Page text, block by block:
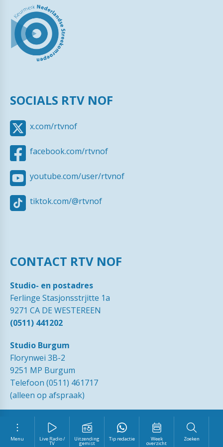
Menu Live Radio /
TV
Uitzending
gemist
Tip redactie Week
overzicht
Zoeken
SOCIALS RTV NOF
x.com/rtvnof
facebook.com/rtvnof
youtube.com/user/rtvnof
tiktok.com/@rtvnof
CONTACT RTV NOF
Studio- en postadres
Ferlinge Stasjonsstrjitte 1a
9271 CA DE WESTEREEN
(0511) 441202
Studio Burgum
Florynwei 3B-2
9251 MP Burgum
Telefoon (0511) 461717
(alleen op afspraak)
© 1989 - 2026 RTVNOF·Contact Tip de redactie
Ingezonden
·Disclaimer ·Privacy Statement RTV NOF
Vrijwilliger
worden?